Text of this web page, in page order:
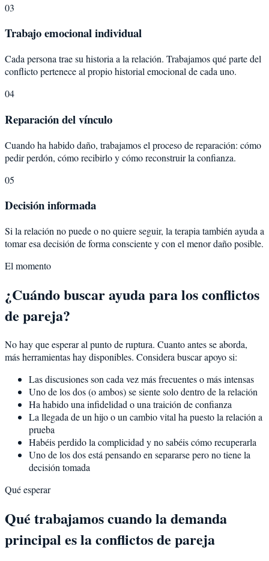
03
Trabajo emocional individual
Cada persona trae su historia a la relación. Trabajamos qué parte del
conflicto pertenece al propio historial emocional de cada uno.
04
Reparación del vínculo
Cuando ha habido daño, trabajamos el proceso de reparación: cómo
pedir perdón, cómo recibirlo y cómo reconstruir la confianza.
05
Decisión informada
Si la relación no puede o no quiere seguir, la terapia también ayuda a
tomar esa decisión de forma consciente y con el menor daño posible.
El momento
¿Cuándo buscar ayuda para los conflictos
de pareja?
No hay que esperar al punto de ruptura. Cuanto antes se aborda,
más herramientas hay disponibles. Considera buscar apoyo si:
Las discusiones son cada vez más frecuentes o más intensas
Uno de los dos (o ambos) se siente solo dentro de la relación
Ha habido una infidelidad o una traición de confianza
La llegada de un hijo o un cambio vital ha puesto la relación a
prueba
Habéis perdido la complicidad y no sabéis cómo recuperarla
Uno de los dos está pensando en separarse pero no tiene la
decisión tomada
Qué esperar
Qué trabajamos cuando la demanda
principal es la conflictos de pareja